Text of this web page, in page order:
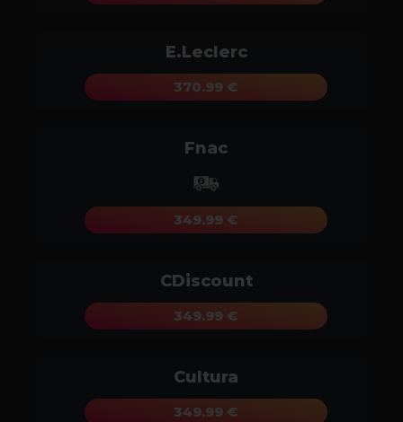
E.Leclerc
370.99 €
Fnac
349.99 €
CDiscount
349.99 €
Cultura
349.99 €